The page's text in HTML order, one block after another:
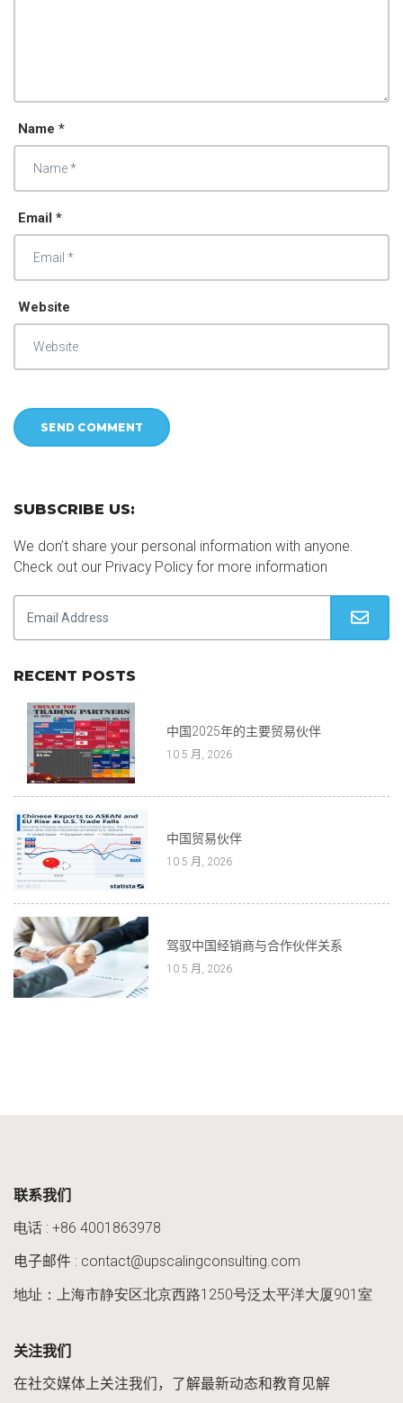
Name *
Email *
Website
SUBSCRIBE US:
We don’t share your personal information with anyone.
Check out our Privacy Policy for more information
RECENT POSTS
中国2025年的主要贸易伙伴
10 5 月, 2026
中国贸易伙伴
10 5 月, 2026
驾驭中国经销商与合作伙伴关系
10 5 月, 2026
联系我们​
电话 : +86 4001863978
电子邮件 : contact@upscalingconsulting.com
地址：上海市静安区北京西路1250号泛太平洋大厦901室
关注我们​
在社交媒体上关注我们，了解最新动态和教育见解